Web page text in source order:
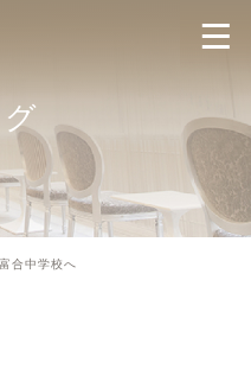
富合中学校へ